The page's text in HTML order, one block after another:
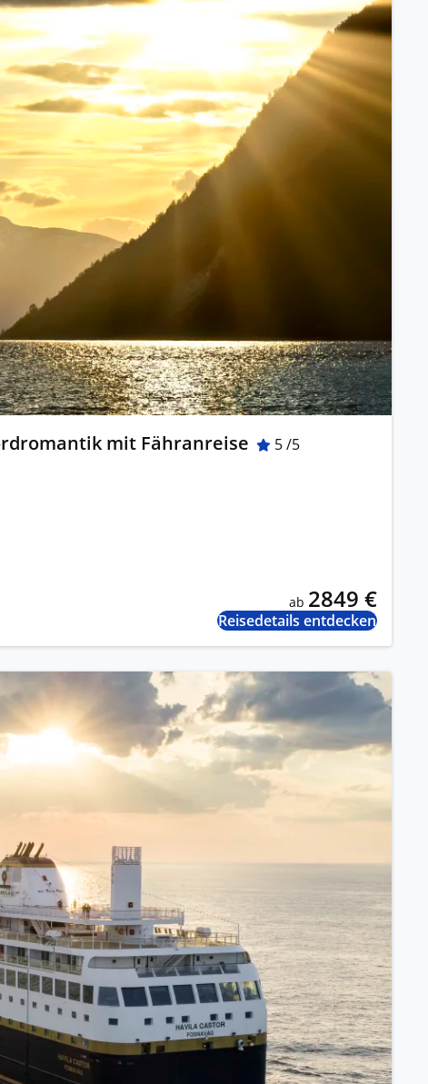
entdecken.
mit Fähranreise 5 /5
ab 2849 €
Reisedetails entdecken